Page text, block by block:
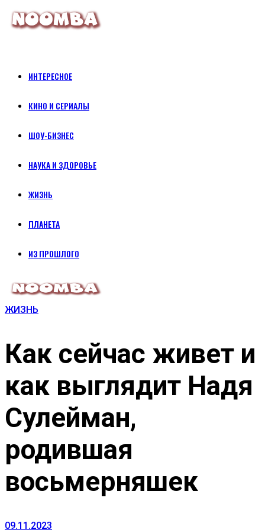
ИНТЕРЕСНОЕ
КИНО И СЕРИАЛЫ
ШОУ-БИЗНЕС
НАУКА И ЗДОРОВЬЕ
ЖИЗНЬ
ПЛАНЕТА
ИЗ ПРОШЛОГО
ЖИЗНЬ
Как сейчас живет и
как выглядит Надя
Сулейман,
родившая
восьмерняшек
09.11.2023